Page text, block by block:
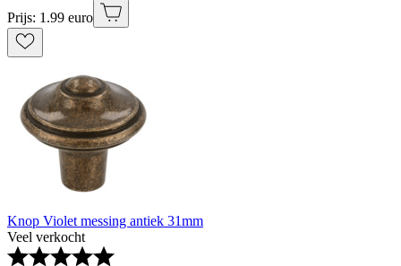
Prijs: 1.99 euro
Knop Violet messing antiek 31mm
Veel verkocht